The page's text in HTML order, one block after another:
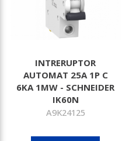
INTRERUPTOR
AUTOMAT 25A 1P C
6KA 1MW - SCHNEIDER
IK60N
A9K24125